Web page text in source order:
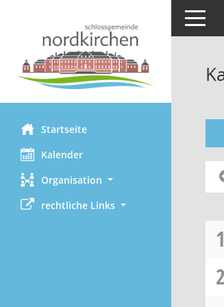
Startseite
Kalender
Organisation
rechtliche Links
Toggle
1
2